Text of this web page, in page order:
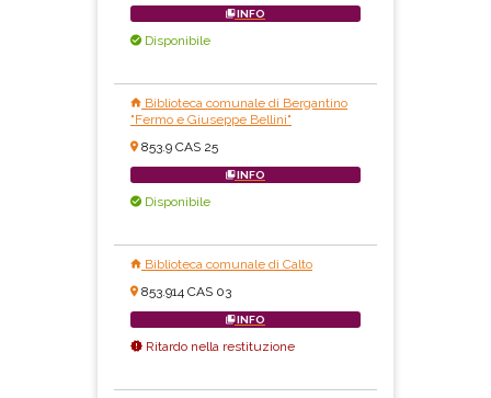
INFO
Disponibile
Biblioteca comunale di Bergantino
"Fermo e Giuseppe Bellini"
853.9 CAS 25
INFO
Disponibile
Biblioteca comunale di Calto
853.914 CAS 03
INFO
Ritardo nella restituzione